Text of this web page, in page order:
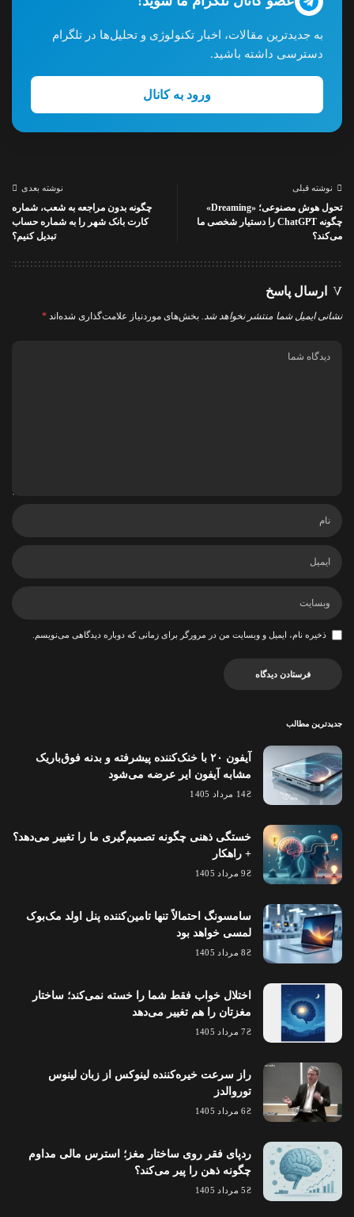
به جدیدترین مقالات، اخبار تکنولوژی و تحلیل‌ها در تلگرام
دسترسی داشته باشید.
ورود به کانال
نوشته قبلی
تحول هوش مصنوعی؛ «Dreaming»
چگونه ChatGPT را دستیار شخصی ما
می‌کند؟
نوشته بعدی
چگونه بدون مراجعه به شعب، شماره
کارت بانک شهر را به شماره حساب
تبدیل کنیم؟
ارسال پاسخ
نشانی ایمیل شما منتشر نخواهد شد. بخش‌های موردنیاز علامت‌گذاری شده‌اند *
ذخیره نام، ایمیل و وبسایت من در مرورگر برای زمانی که دوباره دیدگاهی می‌نویسم.
جدیدترین مطالب
آیفون ۲۰ با خنک‌کننده پیشرفته و بدنه فوق‌باریک
مشابه آیفون ایر عرضه می‌شود
14 مرداد 1405
خستگی ذهنی چگونه تصمیم‌گیری ما را تغییر می‌دهد؟
+ راهکار
9 مرداد 1405
سامسونگ احتمالاً تنها تامین‌کننده پنل اولد مک‌بوک
لمسی خواهد بود
8 مرداد 1405
اختلال خواب فقط شما را خسته نمی‌کند؛ ساختار
مغزتان را هم تغییر می‌دهد
7 مرداد 1405
راز سرعت خیره‌کننده لینوکس از زبان لینوس
توروالدز
6 مرداد 1405
ردپای فقر روی ساختار مغز؛ استرس مالی مداوم
چگونه ذهن را پیر می‌کند؟
5 مرداد 1405